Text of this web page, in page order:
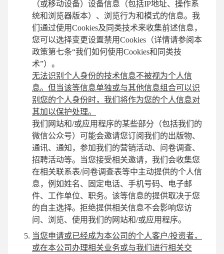
（或移动设备）设备信息（包括IP地址、操作系
统和浏览器版本）、浏览行为和模式的信息。我
们通过使用Cookies及同类技术来收集前述信息，
您可以选择变更设置禁用Cookies（详情请参阅本
政策第七条“我们如何使用Cookies和同类技
术”）。
无法识别个人身份的技术信息不被视为个人信
息。但当该等信息单独或与其他信息组合可以识
别您的个人身份时，我们将作为您的个人信息对
其加以保护处理。
我们网站和/或应用程序的某些部分（包括我们的
微信公众号）可能会邀请您订阅我们的出版物、
通讯、通知，参加我们的营销活动、问卷调查、
招聘活动等。当您接受相关邀请，我们会收集您
在相关联系表/问卷调查表等中主动提供的个人信
息，例如姓名、固定电话、手机号码、电子邮
件、工作单位、职务。该等信息的提供取决于您
的自主选择。拒绝提供相关信息不会影响您访
问、浏览、使用我们的网站和/或应用程序。
当您申请或已经成为本公司的个人客户/投资者，
或在本公司办理相关业务或与我们进行相关交